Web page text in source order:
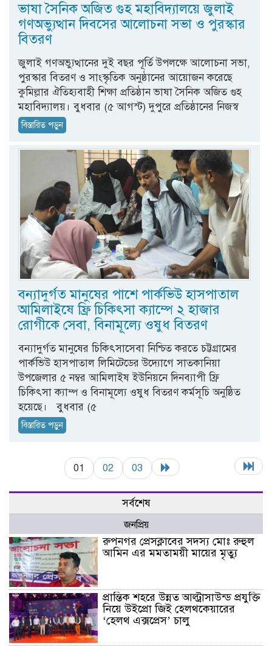
ভাষা সৈনিক অজিত গুহ মহাবিদ্যালয়ে জুলাই
গণঅভ্যুত্থান দিবসের আলোচনা সভা ও পুরস্কার
বিতরণ
জুলাই গণঅভ্যুত্থানের দুই বছর পূর্তি উপলক্ষে আলোচনা সভা,
পুরস্কার বিতরণ ও সাংস্কৃতিক অনুষ্ঠানের আয়োজন করেছে
কুমিল্লার ঐতিহ্যবাহী শিক্ষা প্রতিষ্ঠান ভাষা সৈনিক অজিত গুহ
মহাবিদ্যালয়। বুধবার (৫ আগস্ট) দুপুরে প্রতিষ্ঠানের নিজস্ব
বিস্তারিত পড়ুন
বন্যাদুর্গত মানুষের পাশে পার্কভিউ হাসপাতাল
আমিলাইষে ফ্রি চিকিৎসা ক্যাম্পে ২ হাজার
রোগীকে সেবা, বিনামূল্যে ওষুধ বিতরণ
বন্যাদুর্গত মানুষের চিকিৎসাসেবা নিশ্চিত করতে চট্টগ্রামের
পার্কভিউ হাসপাতাল লিমিটেডের উদ্যোগে সাতকানিয়া
উপজেলার ৫ নম্বর আমিলাইষ ইউনিয়নে দিনব্যাপী ফ্রি
চিকিৎসা ক্যাম্প ও বিনামূল্যে ওষুধ বিতরণ কর্মসূচি অনুষ্ঠিত
হয়েছে। বুধবার (৫
বিস্তারিত পড়ুন
01 02 03
সর্বশেষ
জনপ্রিয়
রুপনগর প্রেসক্লাবের সদস্য মোঃ রুহুল
আমিন এর মমতাময়ী মায়ের মৃত্যু
প্রান্তিক শহরে উন্নত আল্ট্রাসাউন্ড প্রযুক্তি
নিয়ে উইপ্রো জিই হেলথকেয়ারের
‘হেলথ এক্সপ্রেস’ চালু